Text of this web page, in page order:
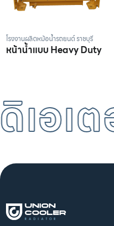
โรงงานผลิตหม้อน้ำรถยนต์ ราชบุรี
หน้าน้ำแบบ Heavy Duty
อเต